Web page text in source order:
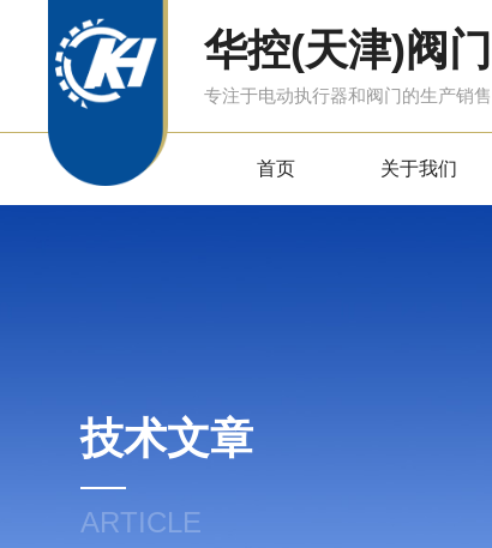
华控(天津)阀门
专注于电动执行器和阀门的生产销售
首页 关于我们
技术文章
ARTICLE